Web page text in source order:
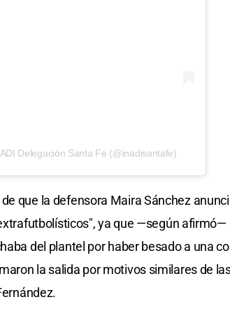
Delegación Santa Fe (@inadisantafe)
que la defensora Maira Sánchez
ya que —según afirmó—
del plantel por haber besado a una
la salida por motivos similares de